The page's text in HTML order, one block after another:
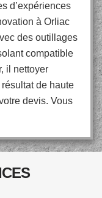
d’expériences
à Orliac
des outillages
compatible
il nettoyer
de haute
devis. Vous